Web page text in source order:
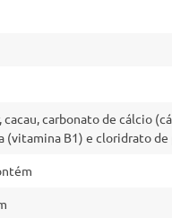
cacau, carbonato de cálcio
(vitamina B1) e cloridrato